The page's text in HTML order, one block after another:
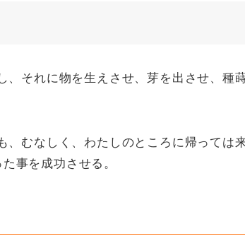
それに物を生えさせ、芽を出させ、種
むなしく、わたしのところに帰っては来
事を成功させる。